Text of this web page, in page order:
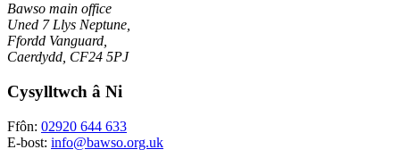
Bawso main office
Uned 7 Llys Neptune,
Ffordd Vanguard,
Caerdydd, CF24 5PJ
Cysylltwch â Ni
Ffôn: 02920 644 633
E-bost: info@bawso.org.uk